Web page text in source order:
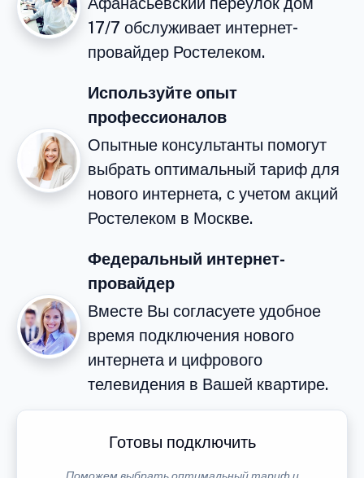
17/7 обслуживает интернет-
провайдер Ростелеком.
Используйте опыт
профессионалов
Опытные консультанты помогут
выбрать оптимальный тариф для
нового интернета, с учетом акций
Ростелеком в Москве.
Федеральный интернет-
провайдер
Вместе Вы согласуете удобное
время подключения нового
интернета и цифрового
телевидения в Вашей квартире.
Готовы подключить